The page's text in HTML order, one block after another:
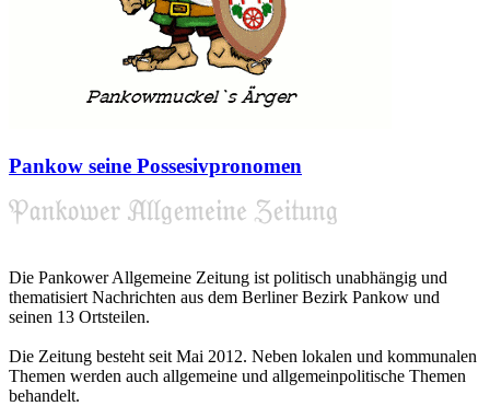
Pankow seine Possesivpronomen
Die Pankower Allgemeine Zeitung ist politisch unabhängig und
thematisiert Nachrichten aus dem Berliner Bezirk Pankow und
seinen 13 Ortsteilen.
Die Zeitung besteht seit Mai 2012. Neben lokalen und kommunalen
Themen werden auch allgemeine und allgemeinpolitische Themen
behandelt.